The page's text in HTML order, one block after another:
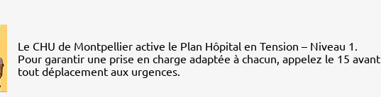
Le CHU de Montpellier active le Plan Hôpital en Tension – Niveau 1.
Pour garantir une prise en charge adaptée à chacun, appelez le 15 avant
tout déplacement aux urgences.